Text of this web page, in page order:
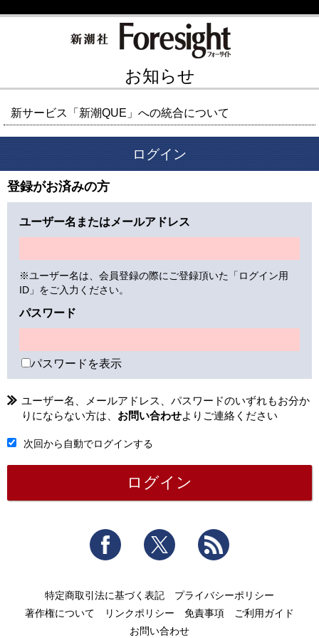
お知らせ
新サービス「新潮QUE」への統合について
ログイン
登録がお済みの方
ユーザー名またはメールアドレス
※ユーザー名は、会員登録の際にご登録頂いた「ログイン用
ID」をご入力ください。
パスワード
パスワードを表示
ユーザー名、メールアドレス、パスワードのいずれもお分か
りにならない方は、 お問い合わせよりご連絡ください
次回から自動でログインする
Facebook Twitter
特定商取引法に基づく表記
プライバシーポリシー
著作権について
リンクポリシー 免責事項
ご利用ガイド
お問い合わせ